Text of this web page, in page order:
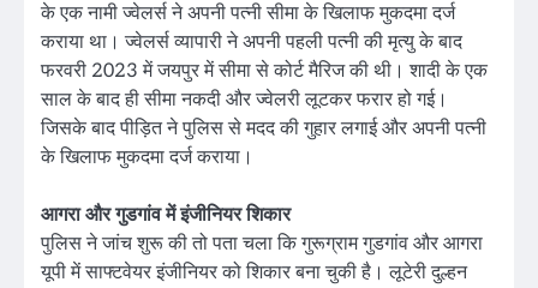
के एक नामी ज्वेलर्स ने अपनी पत्नी सीमा के खिलाफ मुकदमा दर्ज
कराया था। ज्वेलर्स व्यापारी ने अपनी पहली पत्नी की मृत्यु के बाद
फरवरी 2023 में जयपुर में सीमा से कोर्ट मैरिज की थी। शादी के एक
साल के बाद ही सीमा नकदी और ज्वेलरी लूटकर फरार हो गई।
जिसके बाद पीड़ित ने पुलिस से मदद की गुहार लगाई और अपनी पत्नी
के खिलाफ मुकदमा दर्ज कराया।
आगरा और गुडगांव में इंजीनियर शिकार
पुलिस ने जांच शुरू की तो पता चला कि गुरूग्राम गुडगांव और आगरा
यूपी में साफ्टवेयर इंजीनियर को शिकार बना चुकी है। लूटेरी दुल्हन